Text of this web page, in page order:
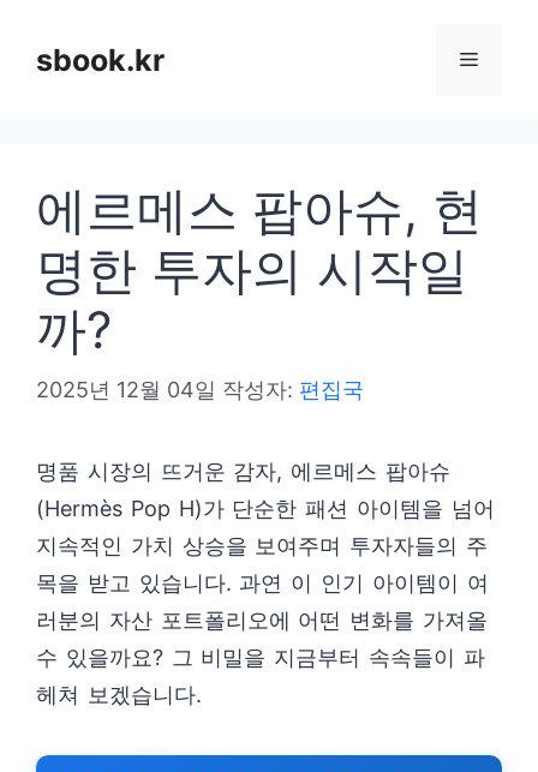
sbook.kr 메
에르메스 팝아슈, 현
명한 투자의 시작일
까?
2025년 12월 04일 작성자: 편집국
명품 시장의 뜨거운 감자, 에르메스 팝아슈
(Hermès Pop H)가 단순한 패션 아이템을 넘어
지속적인 가치 상승을 보여주며 투자자들의 주
목을 받고 있습니다. 과연 이 인기 아이템이 여
러분의 자산 포트폴리오에 어떤 변화를 가져올
수 있을까요? 그 비밀을 지금부터 속속들이 파
헤쳐 보겠습니다.